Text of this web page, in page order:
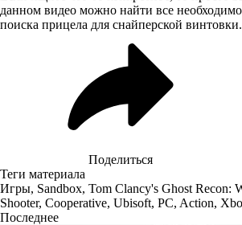
данном видео можно найти все
поиска прицела для снайперской винтовки.
Поделиться
Теги материала
Игры, Sandbox, Tom Clancy's Ghost Recon:
Shooter, Cooperative, Ubisoft, PC, Action,
Последнее